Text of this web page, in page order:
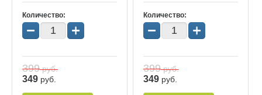
Количество:
− +
399руб.
349 руб.
Количество:
− +
399руб.
349 руб.